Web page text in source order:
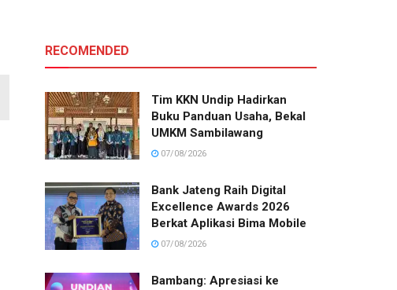
RECOMENDED
Tim KKN Undip Hadirkan
Buku Panduan Usaha, Bekal
UMKM Sambilawang
07/08/2026
Bank Jateng Raih Digital
Excellence Awards 2026
Berkat Aplikasi Bima Mobile
07/08/2026
Bambang: Apresiasi ke